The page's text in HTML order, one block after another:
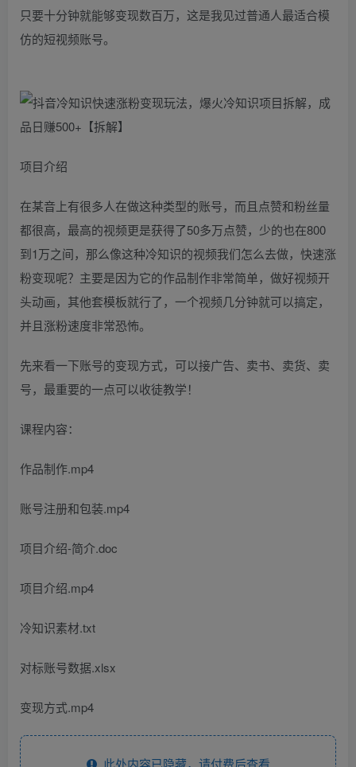
只要十分钟就能够变现数百万，这是我见过普通人最适合模
仿的短视频账号。
项目介绍
在某音上有很多人在做这种类型的账号，而且点赞和粉丝量
都很高，最高的视频更是获得了50多万点赞，少的也在800
到1万之间，那么像这种冷知识的视频我们怎么去做，快速涨
粉变现呢？主要是因为它的作品制作非常简单，做好视频开
头动画，其他套模板就行了，一个视频几分钟就可以搞定，
并且涨粉速度非常恐怖。
先来看一下账号的变现方式，可以接广告、卖书、卖货、卖
号，最重要的一点可以收徒教学！
课程内容：
作品制作.mp4
账号注册和包装.mp4
项目介绍-简介.doc
项目介绍.mp4
冷知识素材.txt
对标账号数据.xlsx
变现方式.mp4
此处内容已隐藏，请付费后查看